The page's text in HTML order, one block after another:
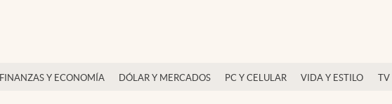
FINANZAS Y ECONOMÍA DÓLAR Y MERCADOS PC Y CELULAR VIDA Y ESTILO TV